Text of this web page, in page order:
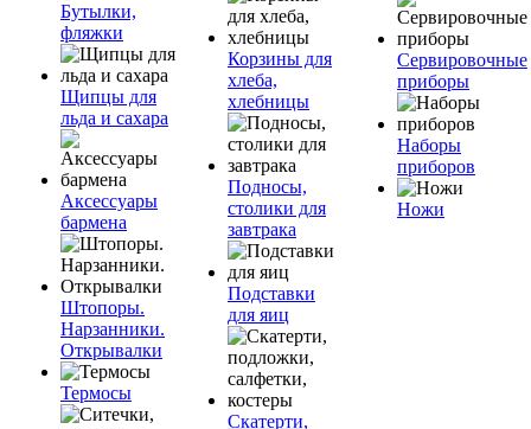
Бутылки,
фляжки
Щипцы для
льда и сахара
Аксессуары
бармена
Штопоры.
Нарзанники.
Открывалки
Термосы
Корзины для
хлеба,
хлебницы
Подносы,
столики для
завтрака
Подставки
для яиц
Скатерти,
Сервировочные
приборы
Наборы
приборов
Ножи